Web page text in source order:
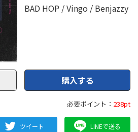
BAD HOP Vingo Benjazzy
購入する
必要ポイント： 238pt
ツイート LINEで送る